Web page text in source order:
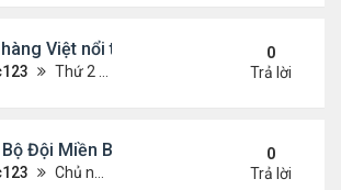
Việt nổi tiếng đóng cửa
Thứ 2 Tháng 7 20, 2026 4:42 pm
0
Trả lời
Đội Miền Bắc Chọn Định Cư Tại Hoa
Chủ nhật Tháng 7 12, 2026 3:01 pm
0
Trả lời